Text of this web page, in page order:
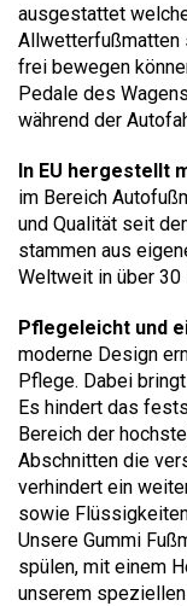
ausgestattet
Allwetterfußmatten
frei bewegen
Pedale des
während der
In EU hergestellt
im Bereich
und Qualität seit
stammen aus
Weltweit in über 30
Pflegeleicht und
moderne Design
Pflege. Dabei
Es hindert das
Bereich der
Abschnitten die
verhindert ein
sowie
Unsere Gummi
spülen, mit einem
unserem